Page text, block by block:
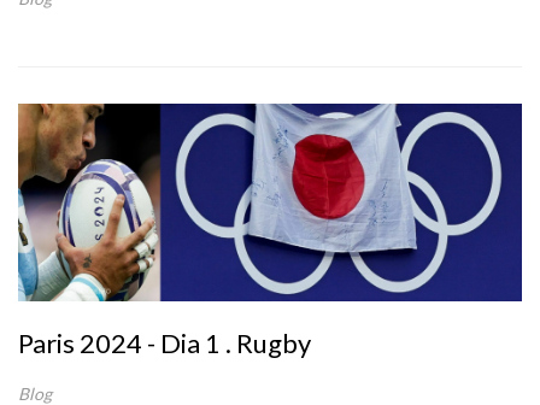
Paris 2024 - Dia 1 . Rugby
Blog